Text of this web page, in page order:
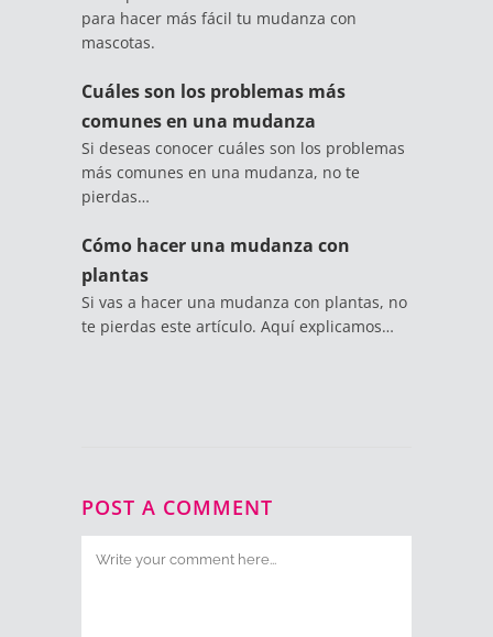
para hacer más fácil tu mudanza con
mascotas.
Cuáles son los problemas más
comunes en una mudanza
Si deseas conocer cuáles son los problemas
más comunes en una mudanza, no te
pierdas…
Cómo hacer una mudanza con
plantas
Si vas a hacer una mudanza con plantas, no
te pierdas este artículo. Aquí explicamos…
POST A COMMENT